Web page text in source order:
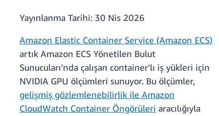
Yayınlanma Tarihi: 30 Nis 2026
Amazon Elastic Container Service (Amazon ECS)
artık Amazon ECS Yönetilen Bulut
Sunucuları'nda çalışan container'lı iş yükleri için
NVIDIA GPU ölçümleri sunuyor. Bu ölçümler,
gelişmiş gözlemlenebilirlik ile Amazon
CloudWatch Container Öngörüleri aracılığıyla